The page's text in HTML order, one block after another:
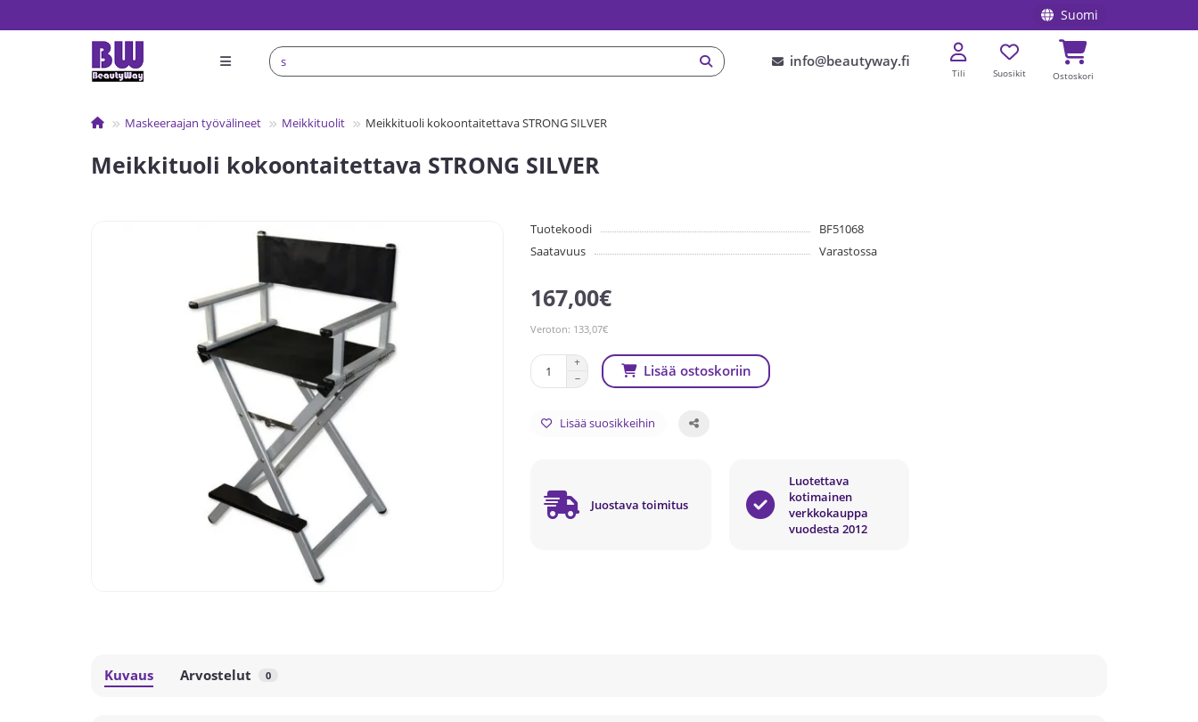
Suomi
info@beautyway.fi
Tili Suosikit Ostoskori
Maskeeraajan työvälineet Meikkituolit Meikkituoli kokoontaitettava STRONG SILVER
Meikkituoli kokoontaitettava STRONG SILVER
Tuotekoodi
BF51068
Saatavuus
Varastossa
167,00€
Veroton: 133,07€
Lisää ostoskoriin
Lisää suosikkeihin
Juostava toimitus
Luotettava
kotimainen
verkkokauppa
vuodesta 2012
Kuvaus Arvostelut 0